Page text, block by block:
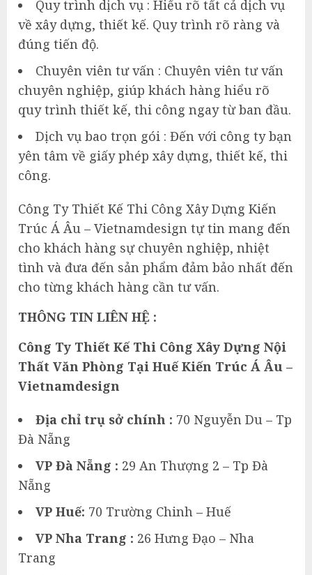
Quy trình dịch vụ : Hiểu rõ tất cả dịch vụ
về xây dựng, thiết kế. Quy trình rõ ràng và
đúng tiến độ.
Chuyên viên tư vấn : Chuyên viên tư vấn
chuyên nghiệp, giúp khách hàng hiểu rõ
quy trình thiết kế, thi công ngay từ ban đầu.
Dịch vụ bao trọn gói : Đến với công ty bạn
yên tâm về giấy phép xây dựng, thiết kế, thi
công.
Công Ty Thiết Kế Thi Công Xây Dựng Kiến
Trúc Á Âu – Vietnamdesign tự tin mang đến
cho khách hàng sự chuyên nghiệp, nhiệt
tình và đưa đến sản phẩm đảm bảo nhất đến
cho từng khách hàng cần tư vấn.
THÔNG TIN LIÊN HỆ :
Công Ty Thiết Kế Thi Công Xây Dựng Nội
Thất Văn Phòng Tại Huế Kiến Trúc Á Âu –
Vietnamdesign
Địa chỉ trụ sở chính : 70 Nguyễn Du – Tp
Đà Nẵng
VP Đà Nẵng : 29 An Thượng 2 – Tp Đà
Nẵng
VP Huế: 70 Trường Chinh – Huế
VP Nha Trang : 26 Hưng Đạo – Nha
Trang